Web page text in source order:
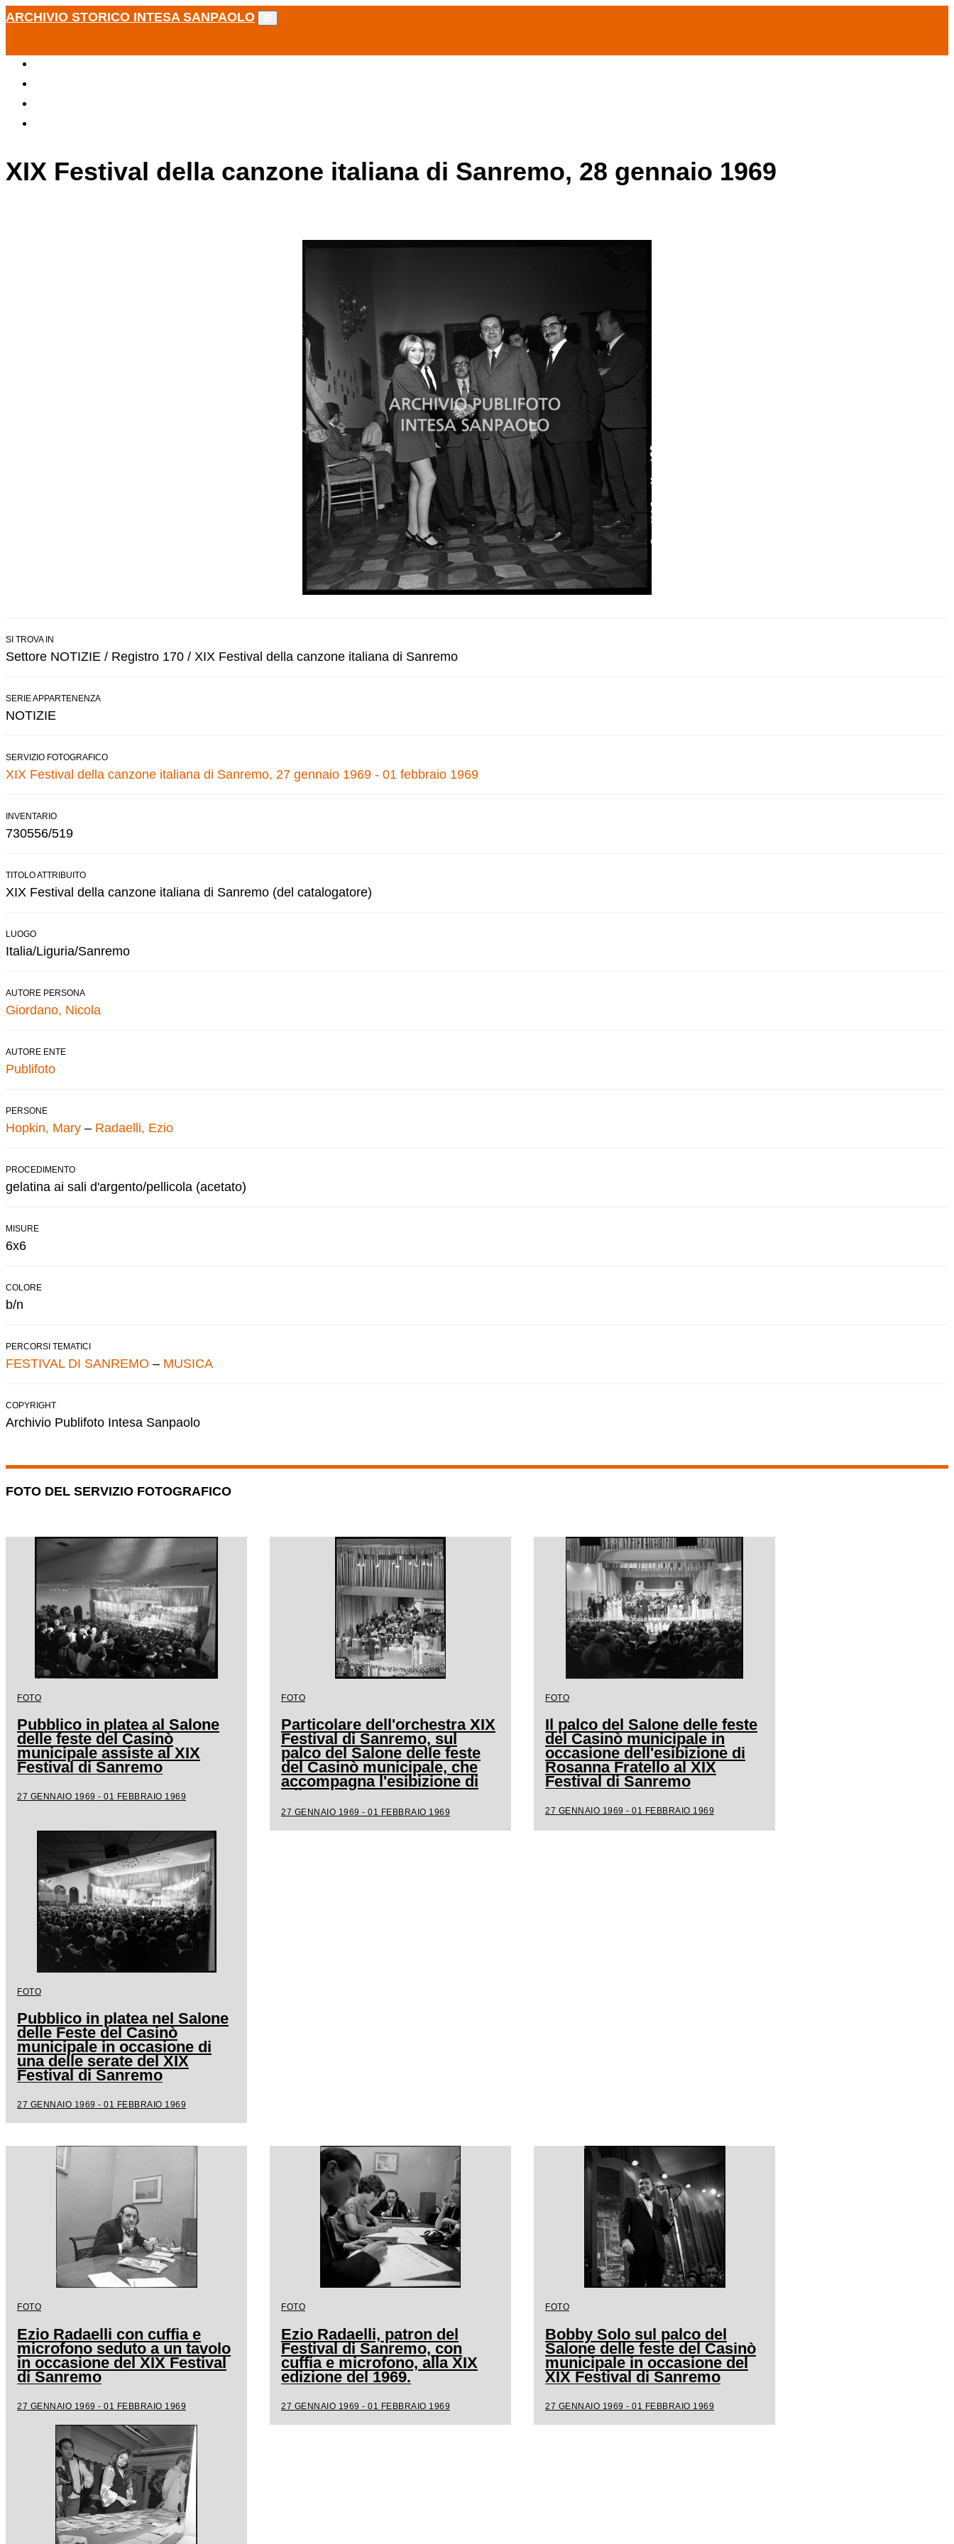
ARCHIVIO STORICO INTESA SANPAOLO
XIX Festival della canzone italiana di Sanremo, 28 gennaio 1969
SI TROVA IN
Settore NOTIZIE / Registro 170 / XIX Festival della canzone italiana di Sanremo
SERIE APPARTENENZA
NOTIZIE
SERVIZIO FOTOGRAFICO
XIX Festival della canzone italiana di Sanremo, 27 gennaio 1969 - 01 febbraio 1969
INVENTARIO
730556/519
TITOLO ATTRIBUITO
XIX Festival della canzone italiana di Sanremo (del catalogatore)
LUOGO
Italia/Liguria/Sanremo
AUTORE PERSONA
Giordano, Nicola
AUTORE ENTE
Publifoto
PERSONE
Hopkin, Mary – Radaelli, Ezio
PROCEDIMENTO
gelatina ai sali d'argento/pellicola (acetato)
MISURE
6x6
COLORE
b/n
PERCORSI TEMATICI
FESTIVAL DI SANREMO – MUSICA
COPYRIGHT
Archivio Publifoto Intesa Sanpaolo
FOTO DEL SERVIZIO FOTOGRAFICO
FOTO
Pubblico in platea al Salone
delle feste del Casinò
municipale assiste al XIX
Festival di Sanremo
27 GENNAIO 1969 - 01 FEBBRAIO 1969
FOTO
Particolare dell'orchestra XIX
Festival di Sanremo, sul
palco del Salone delle feste
del Casinò municipale, che
accompagna l'esibizione di
Milva
27 GENNAIO 1969 - 01 FEBBRAIO 1969
FOTO
Il palco del Salone delle feste
del Casinò municipale in
occasione dell'esibizione di
Rosanna Fratello al XIX
Festival di Sanremo
27 GENNAIO 1969 - 01 FEBBRAIO 1969
FOTO
Pubblico in platea nel Salone
delle Feste del Casinò
municipale in occasione di
una delle serate del XIX
Festival di Sanremo
27 GENNAIO 1969 - 01 FEBBRAIO 1969
FOTO
Ezio Radaelli con cuffia e
microfono seduto a un tavolo
in occasione del XIX Festival
di Sanremo
27 GENNAIO 1969 - 01 FEBBRAIO 1969
FOTO
Ezio Radaelli, patron del
Festival di Sanremo, con
cuffia e microfono, alla XIX
edizione del 1969.
27 GENNAIO 1969 - 01 FEBBRAIO 1969
FOTO
Bobby Solo sul palco del
Salone delle feste del Casinò
municipale in occasione del
XIX Festival di Sanremo
27 GENNAIO 1969 - 01 FEBBRAIO 1969